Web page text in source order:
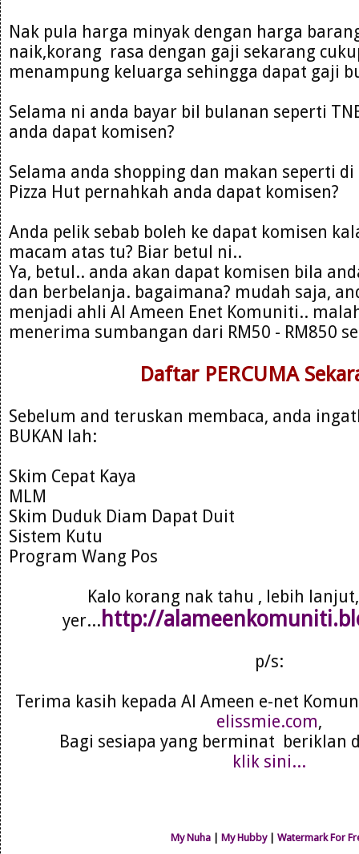
Nak pula harga minyak dengan harga
naik,korang rasa dengan gaji sekarang
menampung keluarga sehingga dapat gaji
Selama ni anda bayar bil bulanan seperti
anda dapat komisen?
Selama anda shopping dan makan seperti di
Pizza Hut pernahkah anda dapat komisen?
Anda pelik sebab boleh ke dapat komisen
macam atas tu? Biar betul ni..
Ya, betul.. anda akan dapat komisen bila
dan berbelanja. bagaimana? mudah saja,
menjadi ahli Al Ameen Enet Komuniti..
menerima sumbangan dari RM50 - RM850
Daftar PERCUMA
Sebelum and teruskan membaca, anda
BUKAN lah:
Skim Cepat Kaya
MLM
Skim Duduk Diam Dapat Duit
Sistem Kutu
Program Wang Pos
Kalo korang nak tahu , lebih
yer... http://
p/s:
Terima kasih kepada Al Ameen e-net
elissmie.com,
Bagi sesiapa yang berminat beriklan
klik sini...
My Nuha My Hubby| Watermark For